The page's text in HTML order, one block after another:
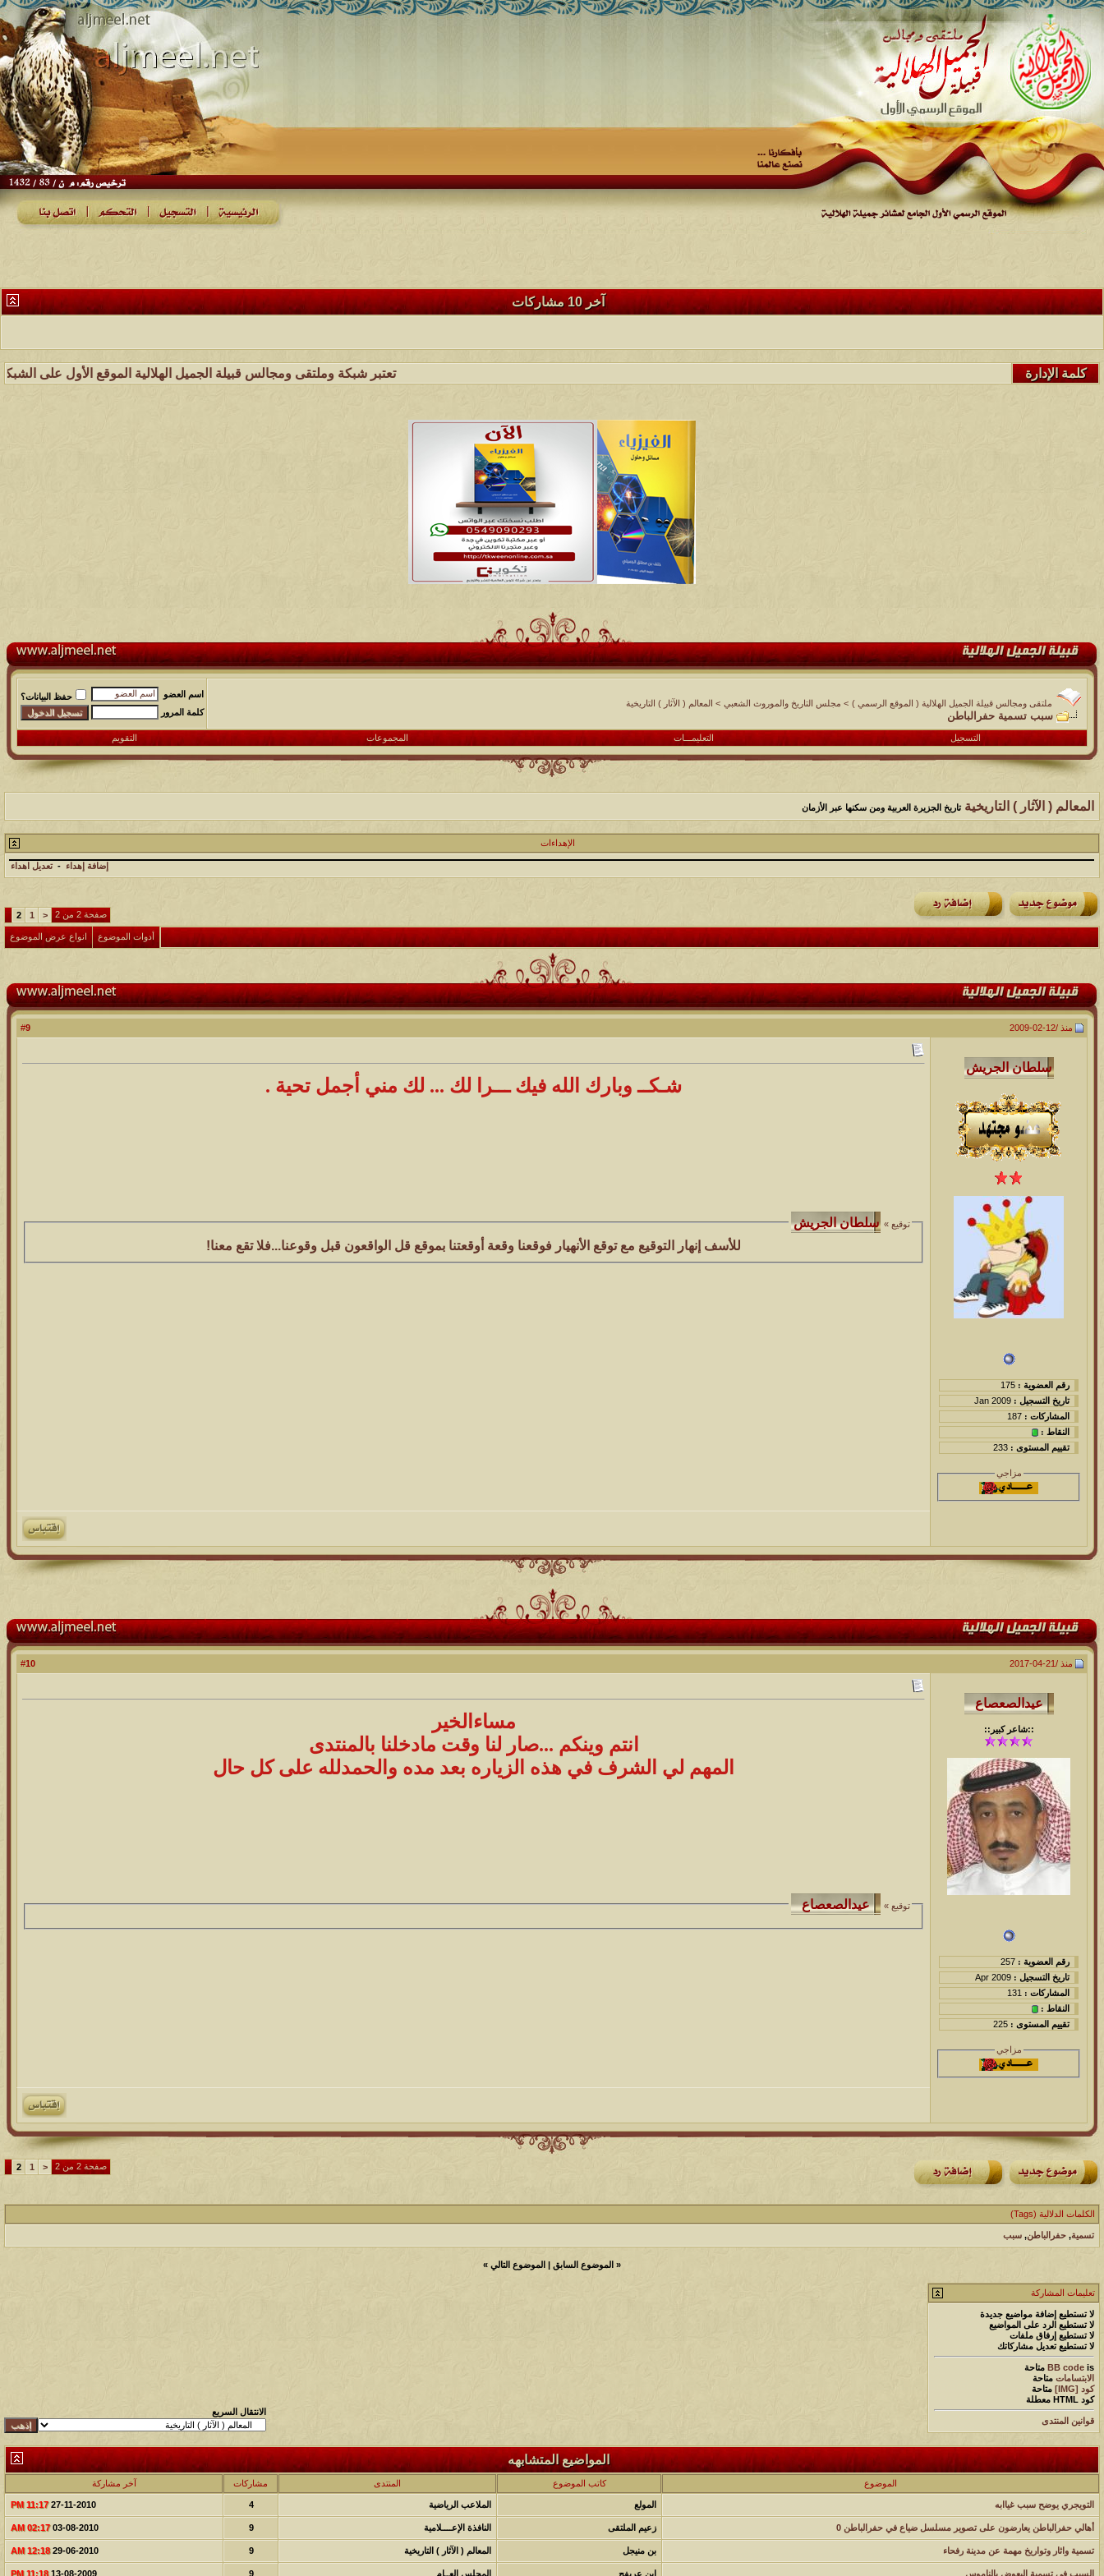
آخر 10 مشاركات
تعتبر شبكة وملتقى ومجالس قبيلة الجميل الهلالية الموقع الأول على الشبكة كلمة الإدارة
ملتقى ومجالس قبيلة الجميل الهلالية ( الموقع الرسمي ) > مجلس التاريخ والموروث الشعبي > المعالم ( الآثار ) التاريخية
سبب تسمية حفرالباطن
اسم العضو
حفظ البيانات؟
كلمة المرور
التسجيل التعليمـــات المجموعات التقويم
المعالم ( الآثار ) التاريخية تاريخ الجزيرة العربية ومن سكنها عبر الأزمان
الإهداءات
إضافة إهداء - تعديل اهداء
صفحة 2 من 2 <
1
2
أدوات الموضوع انواع عرض الموضوع
منذ /12-02-2009
9
رقم العضوية : 175
تاريخ التسجيل : Jan 2009
المشاركات : 187
النقاط :
تقييم المستوى : 233
مزاجي
شـكــ وبارك الله فيك ـــرا لك ... لك مني أجمل تحية .
توقيع »
للأسف إنهار التوقيع مع توقع الأنهيار فوقعنا وقعة أوقعتنا بموقع قل الواقعون قبل وقوعنا...فلا تقع معنا!
منذ /21-04-2017
10
::شاعر كبير::
رقم العضوية : 257
تاريخ التسجيل : Apr 2009
المشاركات : 131
النقاط :
تقييم المستوى : 225
مزاجي
مساءالخير
انتم وينكم ...صار لنا وقت مادخلنا بالمنتدى
المهم لي الشرف في هذه الزياره بعد مده والحمدلله على كل حال
توقيع »
صفحة 2 من 2 <
1
2
الكلمات الدلالية (Tags)
تسمية, حفرالباطن, سبب
« الموضوع السابق | الموضوع التالي »
تعليمات المشاركة
لا تستطيع إضافة مواضيع جديدة
لا تستطيع الرد على المواضيع
لا تستطيع إرفاق ملفات
لا تستطيع تعديل مشاركاتك
BB code is
متاحة
الابتسامات متاحة
كود [IMG]
متاحة
كود HTML
معطلة
قوانين المنتدى
الانتقال السريع
المواضيع المتشابهه
الموضوع كاتب الموضوع المنتدى مشاركات آخر مشاركة
التويجري يوضح سبب غياابه المولع الملاعب الرياضية 4
27-11-2010
11:17 PM
أهالي حفرالباطن يعارضون على تصوير مسلسل ضياع في حفرالباطن 0 زعيم الملتقى النافذة الإعــــلامية 9
03-08-2010
02:17 AM
تسمية واثار وتواريخ مهمة عن مدينة رفحاء بن منيجل المعالم ( الآثار ) التاريخية 9
29-06-2010
12:18 AM
السبب في تسمية البعوض بالناموس ابن عريفج المجلس العــام 9
13-08-2009
11:18 PM